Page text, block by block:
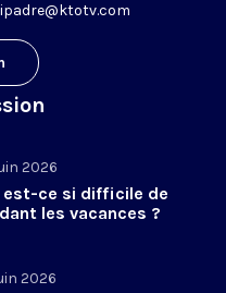
2026
est-ce si difficile de
les vacances ?
2026